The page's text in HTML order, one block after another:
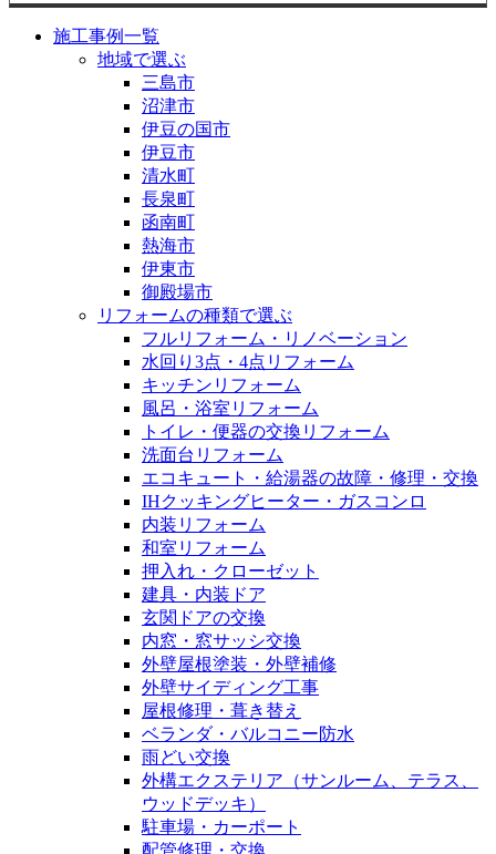
施工事例一覧
地域で選ぶ
三島市
沼津市
伊豆の国市
伊豆市
清水町
長泉町
函南町
熱海市
伊東市
御殿場市
リフォームの種類で選ぶ
フルリフォーム・リノベーション
水回り3点・4点リフォーム
キッチンリフォーム
風呂・浴室リフォーム
トイレ・便器の交換リフォーム
洗面台リフォーム
エコキュート・給湯器の故障・修理・交換
IHクッキングヒーター・ガスコンロ
内装リフォーム
和室リフォーム
押入れ・クローゼット
建具・内装ドア
玄関ドアの交換
内窓・窓サッシ交換
外壁屋根塗装・外壁補修
外壁サイディング工事
屋根修理・葺き替え
ベランダ・バルコニー防水
雨どい交換
外構エクステリア（サンルーム、テラス、
ウッドデッキ）
駐車場・カーポート
配管修理・交換